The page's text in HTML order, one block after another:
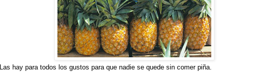
Las hay para todos los gustos para que nadie se quede sin comer piña.